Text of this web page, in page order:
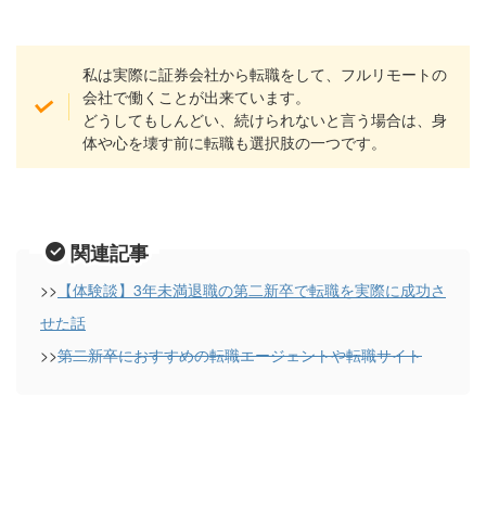
私は実際に証券会社から転職をして、フルリモートの
会社で働くことが出来ています。
どうしてもしんどい、続けられないと言う場合は、身
体や心を壊す前に転職も選択肢の一つです。
関連記事
>> 【体験談】3年未満退職の第二新卒で転職を実際に成功さ
せた話
>>第二新卒におすすめの転職エージェントや転職サイト